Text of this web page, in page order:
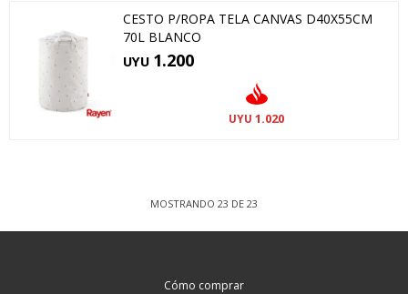
CESTO P/ROPA TELA CANVAS D40X55CM
70L BLANCO
UYU 1.200
UYU 1.020
MOSTRANDO 23 DE 23
Cómo comprar